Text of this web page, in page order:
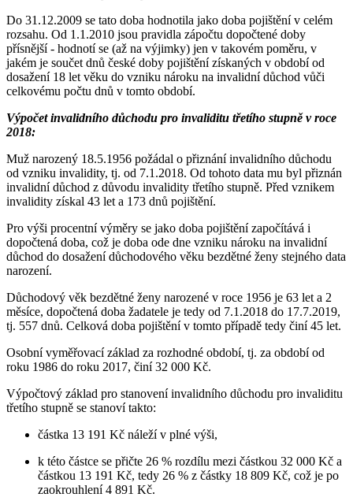
Do 31.12.2009 se tato doba hodnotila jako doba pojištění v celém
rozsahu. Od 1.1.2010 jsou pravidla zápočtu dopočtené doby
přísnější - hodnotí se (až na výjimky) jen v takovém poměru, v
jakém je součet dnů české doby pojištění získaných v období od
dosažení 18 let věku do vzniku nároku na invalidní důchod vůči
celkovému počtu dnů v tomto období.
Výpočet invalidního důchodu pro invaliditu třetího stupně v roce
2018:
Muž narozený 18.5.1956 požádal o přiznání invalidního důchodu
od vzniku invalidity, tj. od 7.1.2018. Od tohoto data mu byl přiznán
invalidní důchod z důvodu invalidity třetího stupně. Před vznikem
invalidity získal 43 let a 173 dnů pojištění.
Pro výši procentní výměry se jako doba pojištění započítává i
dopočtená doba, což je doba ode dne vzniku nároku na invalidní
důchod do dosažení důchodového věku bezdětné ženy stejného data
narození.
Důchodový věk bezdětné ženy narozené v roce 1956 je 63 let a 2
měsíce, dopočtená doba žadatele je tedy od 7.1.2018 do 17.7.2019,
tj. 557 dnů. Celková doba pojištění v tomto případě tedy činí 45 let.
Osobní vyměřovací základ za rozhodné období, tj. za období od
roku 1986 do roku 2017, činí 32 000 Kč.
Výpočtový základ pro stanovení invalidního důchodu pro invaliditu
třetího stupně se stanoví takto:
částka 13 191 Kč náleží v plné výši,
k této částce se přičte 26 % rozdílu mezi částkou 32 000 Kč a
částkou 13 191 Kč, tedy 26 % z částky 18 809 Kč, což je po
zaokrouhlení 4 891 Kč.